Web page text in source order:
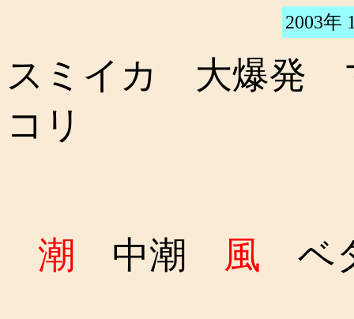
2003年
スミイカ 大爆発
コリ
潮 中潮 風 ベ